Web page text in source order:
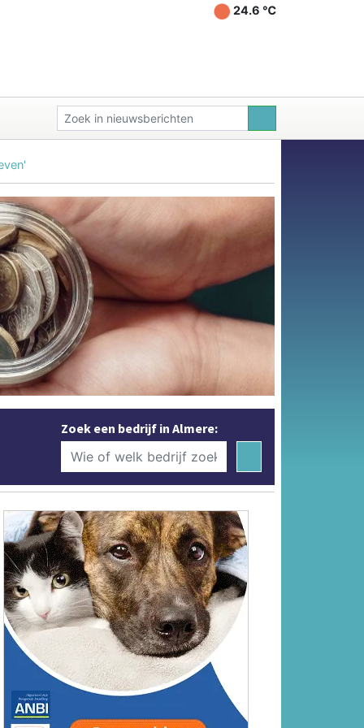
24.6 ℃
Zoek een bedrijf in Almere: